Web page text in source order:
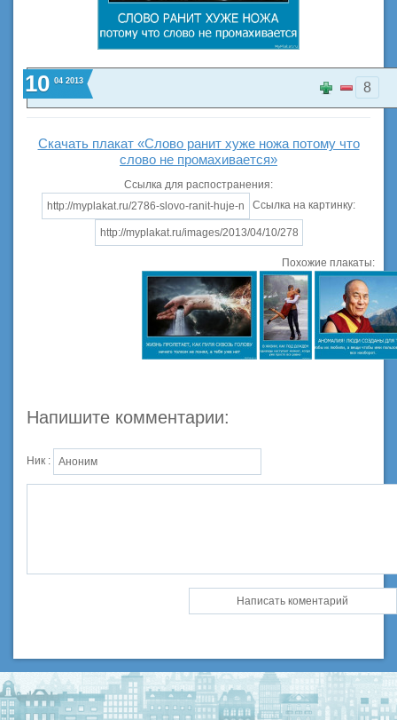
10 04 2013 8
Скачать плакат «Слово ранит хуже ножа потому что
слово не промахивается»
Ссылка для распостранения:
Ссылка на картинку:
Похожие плакаты:
Напишите комментарии:
Ник :